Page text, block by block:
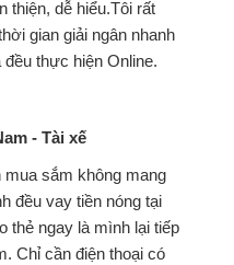
thiện, dễ hiểu.Tôi rất
gian giải ngân nhanh
đều thực hiện Online.
- Tài xế
mua sắm không mang
đều vay tiền nóng tại
thẻ ngay là mình lại tiếp
Chỉ cần điện thoại có